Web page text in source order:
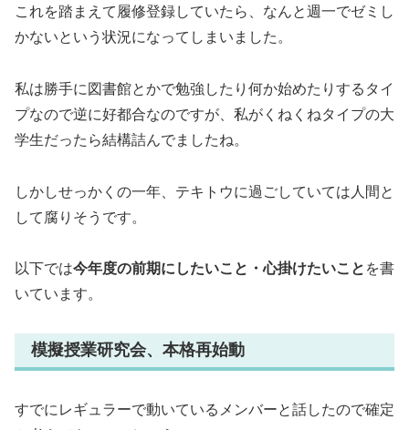
これを踏まえて履修登録していたら、なんと週一でゼミし
かないという状況になってしまいました。
私は勝手に図書館とかで勉強したり何か始めたりするタイ
プなので逆に好都合なのですが、私がくねくねタイプの大
学生だったら結構詰んでましたね。
しかしせっかくの一年、テキトウに過ごしていては人間と
して腐りそうです。
以下では今年度の前期にしたいこと・心掛けたいこと を書
いています。
模擬授業研究会、本格再始動
すでにレギュラーで動いているメンバーと話したので確定